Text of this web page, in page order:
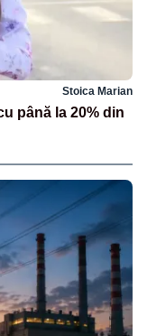
Stoica Marian
până la 20% din